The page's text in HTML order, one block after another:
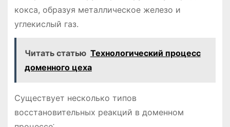
кокса, образуя металлическое железо и
углекислый газ.
Читать статью Технологический процесс
доменного цеха
Существует несколько типов
восстановительных реакций в доменном